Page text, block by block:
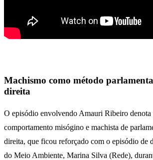
Machismo como método
direita
O episódio envolvendo Amauri Ribeiro denota
comportamento misógino e machista de
direita, que ficou reforçado com o episódio de
do Meio Ambiente, Marina Silva (Rede),